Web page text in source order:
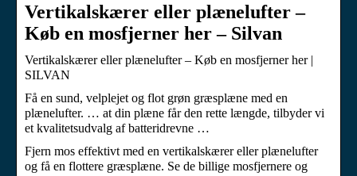
Vertikalskærer eller plænelufter –
Køb en mosfjerner her – Silvan
Vertikalskærer eller plænelufter – Køb en mosfjerner her |
SILVAN
Få en sund, velplejet og flot grøn græsplæne med en
plænelufter. … at din plæne får den rette længde, tilbyder vi
et kvalitetsudvalg af batteridrevne …
Fjern mos effektivt med en vertikalskærer eller plænelufter
og få en flottere græsplæne. Se de billige mosfjernere og